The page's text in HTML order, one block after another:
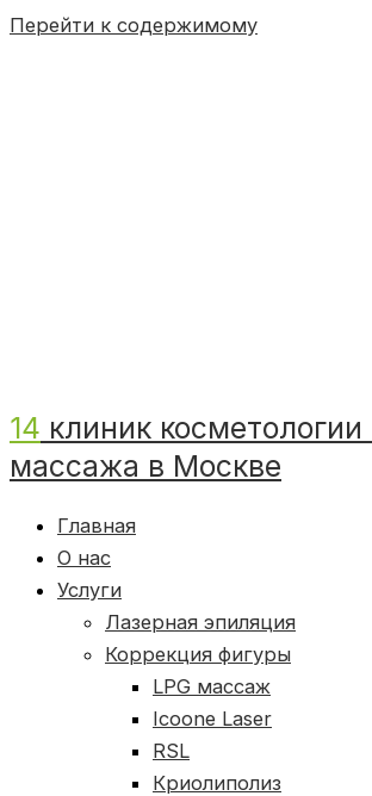
Перейти к содержимому
14 клиник косметологии
массажа в Москве
Главная
О нас
Услуги
Лазерная эпиляция
Коррекция фигуры
LPG массаж
Icoone Laser
RSL
Криолиполиз